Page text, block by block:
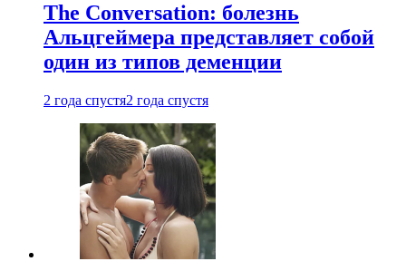
The Conversation: болезнь
Альцгеймера представляет собой
один из типов деменции
2 года спустя2 года спустя